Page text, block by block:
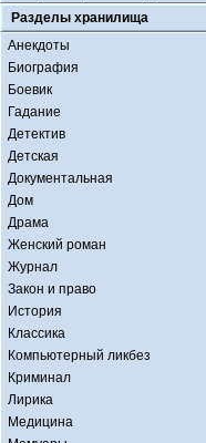
Разделы хранилища
Анекдоты
Биография
Боевик
Гадание
Детектив
Детская
Документальная
Дом
Драма
Женский роман
Журнал
Закон и право
История
Классика
Компьютерный ликбез
Криминал
Лирика
Медицина